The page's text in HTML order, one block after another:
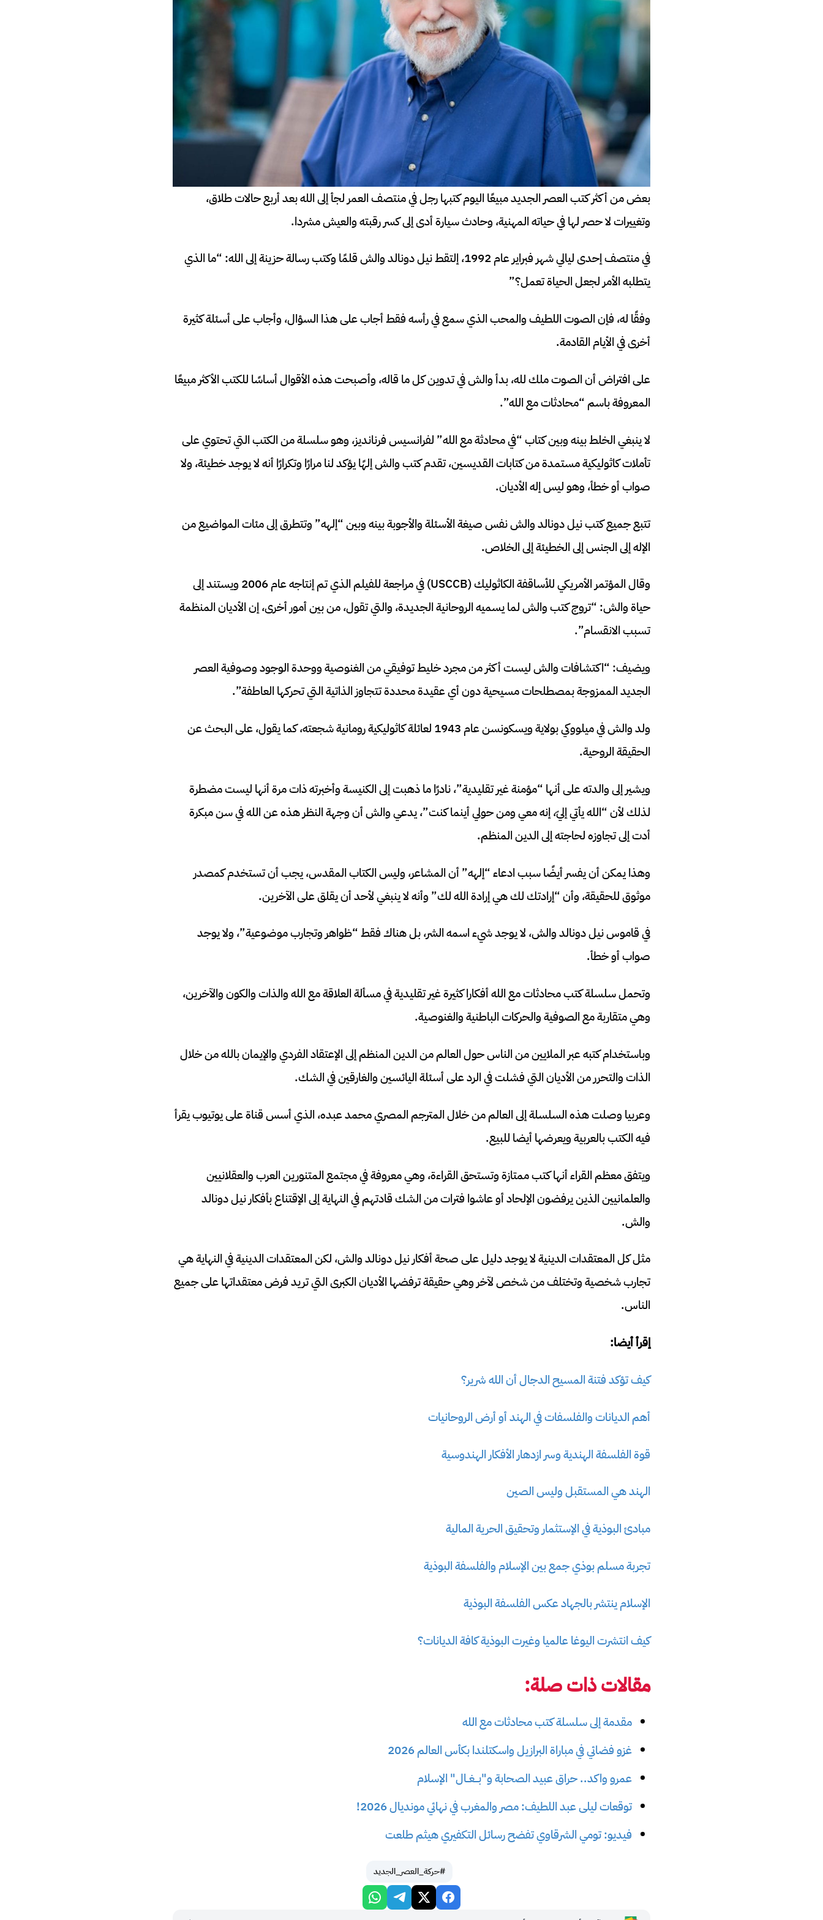
بعض من أكثر كتب العصر الجديد مبيعًا اليوم كتبها رجل في منتصف العمر لجأ إلى الله بعد أربع حالات طلاق،
وتغييرات لا حصر لها في حياته المهنية، وحادث سيارة أدى إلى كسر رقبته والعيش مشردا.
في منتصف إحدى ليالي شهر فبراير عام 1992، إلتقط نيل دونالد والش قلمًا وكتب رسالة حزينة إلى الله: “ما الذي
يتطلبه الأمر لجعل الحياة تعمل؟”
وفقًا له، فإن الصوت اللطيف والمحب الذي سمع في رأسه فقط أجاب على هذا السؤال، وأجاب على أسئلة كثيرة
أخرى في الأيام القادمة.
على افتراض أن الصوت ملك لله، بدأ والش في تدوين كل ما قاله، وأصبحت هذه الأقوال أساسًا للكتب الأكثر مبيعًا
المعروفة باسم “محادثات مع الله”.
لا ينبغي الخلط بينه وبين كتاب “في محادثة مع الله” لفرانسيس فرنانديز، وهو سلسلة من الكتب التي تحتوي على
تأملات كاثوليكية مستمدة من كتابات القديسين، تقدم كتب والش إلهًا يؤكد لنا مرارًا وتكرارًا أنه لا يوجد خطيئة، ولا
صواب أو خطأ، وهو ليس إله الأديان.
تتبع جميع كتب نيل دونالد والش نفس صيغة الأسئلة والأجوبة بينه وبين “إلهه” وتتطرق إلى مئات المواضيع من
الإله إلى الجنس إلى الخطيئة إلى الخلاص.
وقال المؤتمر الأمريكي للأساقفة الكاثوليك (USCCB) في مراجعة للفيلم الذي تم إنتاجه عام 2006 ويستند إلى
حياة والش: “تروج كتب والش لما يسميه الروحانية الجديدة، والتي تقول، من بين أمور أخرى، إن الأديان المنظمة
تسبب الانقسام”.
ويضيف: “اكتشافات والش ليست أكثر من مجرد خليط توفيقي من الغنوصية ووحدة الوجود وصوفية العصر
الجديد الممزوجة بمصطلحات مسيحية دون أي عقيدة محددة تتجاوز الذاتية التي تحركها العاطفة”.
ولد والش في ميلووكي بولاية ويسكونسن عام 1943 لعائلة كاثوليكية رومانية شجعته، كما يقول، على البحث عن
الحقيقة الروحية.
ويشير إلى والدته على أنها “مؤمنة غير تقليدية”، نادرًا ما ذهبت إلى الكنيسة وأخبرته ذات مرة أنها ليست مضطرة
لذلك لأن “الله يأتي إليّ، إنه معي ومن حولي أينما كنت”، يدعي والش أن وجهة النظر هذه عن الله في سن مبكرة
أدت إلى تجاوزه لحاجته إلى الدين المنظم.
وهذا يمكن أن يفسر أيضًا سبب ادعاء “إلهه” أن المشاعر، وليس الكتاب المقدس، يجب أن تستخدم كمصدر
موثوق للحقيقة، وأن “إرادتك لك هي إرادة الله لك” وأنه لا ينبغي لأحد أن يقلق على الآخرين.
في قاموس نيل دونالد والش، لا يوجد شيء اسمه الشر، بل هناك فقط “ظواهر وتجارب موضوعية”، ولا يوجد
صواب أو خطأ.
وتحمل سلسلة كتب محادثات مع الله أفكارا كثيرة غير تقليدية في مسألة العلاقة مع الله والذات والكون والآخرين،
وهي متقاربة مع الصوفية والحركات الباطنية والغنوصية.
وباستخدام كتبه عبر الملايين من الناس حول العالم من الدين المنظم إلى الإعتقاد الفردي والإيمان بالله من خلال
الذات والتحرر من الأديان التي فشلت في الرد على أسئلة اليائسين والغارقين في الشك.
وعربيا وصلت هذه السلسلة إلى العالم من خلال المترجم المصري محمد عبده، الذي أسس قناة على يوتيوب يقرأ
فيه الكتب بالعربية ويعرضها أيضا للبيع.
ويتفق معظم القراء أنها كتب ممتازة وتستحق القراءة، وهي معروفة في مجتمع المتنورين العرب والعقلانيين
والعلمانيين الذين يرفضون الإلحاد أو عاشوا فترات من الشك قادتهم في النهاية إلى الإقتناع بأفكار نيل دونالد
والش.
مثل كل المعتقدات الدينية لا يوجد دليل على صحة أفكار نيل دونالد والش، لكن المعتقدات الدينية في النهاية هي
تجارب شخصية وتختلف من شخص لآخر وهي حقيقة ترفضها الأديان الكبرى التي تريد فرض معتقداتها على جميع
الناس.
إقرأ أيضا:
كيف تؤكد فتنة المسيح الدجال أن الله شرير؟
أهم الديانات والفلسفات في الهند أو أرض الروحانيات
قوة الفلسفة الهندية وسر ازدهار الأفكار الهندوسية
الهند هي المستقبل وليس الصين
مبادئ البوذية في الإستثمار وتحقيق الحرية المالية
تجربة مسلم بوذي جمع بين الإسلام والفلسفة البوذية
الإسلام ينتشر بالجهاد عكس الفلسفة البوذية
كيف انتشرت اليوغا عالميا وغيرت البوذية كافة الديانات؟
مقالات ذات صلة:
مقدمة إلى سلسلة كتب محادثات مع الله
غزو فضائي في مباراة البرازيل واسكتلندا بكأس العالم 2026
عمرو واكد.. حراق عبيد الصحابة و"بـــغــال" الإسلام
توقعات ليلى عبد اللطيف: مصر والمغرب في نهائي مونديال 2026!
فيديو: تومي الشرقاوي تفضح رسائل التكفيري هيثم طلعت
#حركة_العصر_الجديد